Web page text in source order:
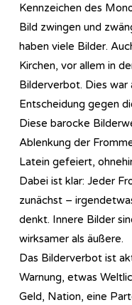
Kennzeichen des
Bild zwingen und
haben viele Bilder.
Kirchen, vor allem in
Bilderverbot. Dies war
Entscheidung gegen
Diese barocke
Ablenkung der
Latein gefeiert,
Dabei ist klar: Jeder
zunächst –
denkt. Innere Bilder
wirksamer als äußere.
Das Bilderverbot ist
Warnung, etwas
Geld, Nation, eine